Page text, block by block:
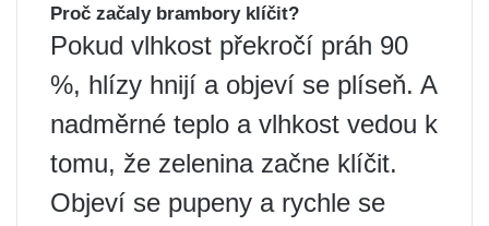
Proč začaly brambory klíčit?
Pokud vlhkost překročí práh 90
%, hlízy hnijí a objeví se plíseň. A
nadměrné teplo a vlhkost vedou k
tomu, že zelenina začne klíčit.
Objeví se pupeny a rychle se